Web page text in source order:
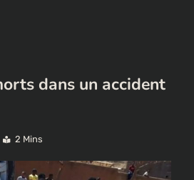
dans un accident
2 Mins